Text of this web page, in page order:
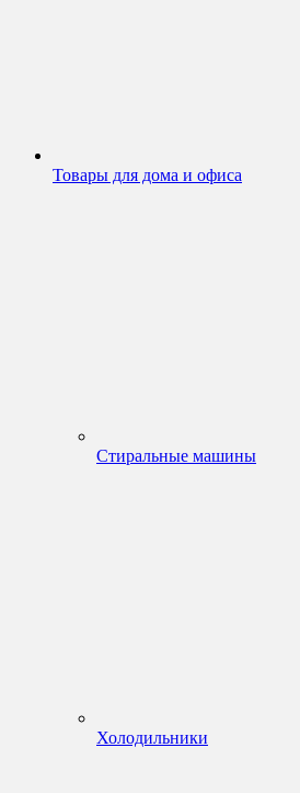
Товары для дома и офиса
Стиральные машины
Холодильники